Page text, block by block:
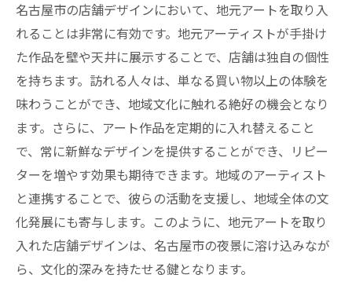
名古屋市の店舗デザインにおいて、地元アートを取り入
れることは非常に有効です。地元アーティストが手掛け
た作品を壁や天井に展示することで、店舗は独自の個性
を持ちます。訪れる人々は、単なる買い物以上の体験を
味わうことができ、地域文化に触れる絶好の機会となり
ます。さらに、アート作品を定期的に入れ替えること
で、常に新鮮なデザインを提供することができ、リピー
ターを増やす効果も期待できます。地域のアーティスト
と連携することで、彼らの活動を支援し、地域全体の文
化発展にも寄与します。このように、地元アートを取り
入れた店舗デザインは、名古屋市の夜景に溶け込みなが
ら、文化的深みを持たせる鍵となります。